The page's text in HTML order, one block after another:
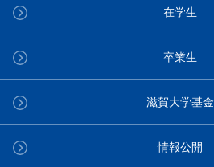
在学生
卒業生
滋賀大学基金
情報公開